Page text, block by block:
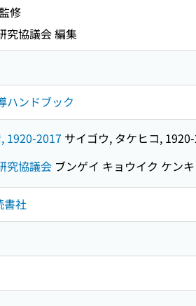
修
究協議会 編集
ハンドブック
1920-2017 サイゴウ, タケヒコ,
究協議会 ブンゲイ キョウイク ケン
書社